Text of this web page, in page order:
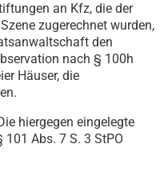
an Kfz, die der
zugerechnet wurden,
den
nach § 100h
Häuser, die
hiergegen eingelegte
Abs. 7 S. 3 StPO